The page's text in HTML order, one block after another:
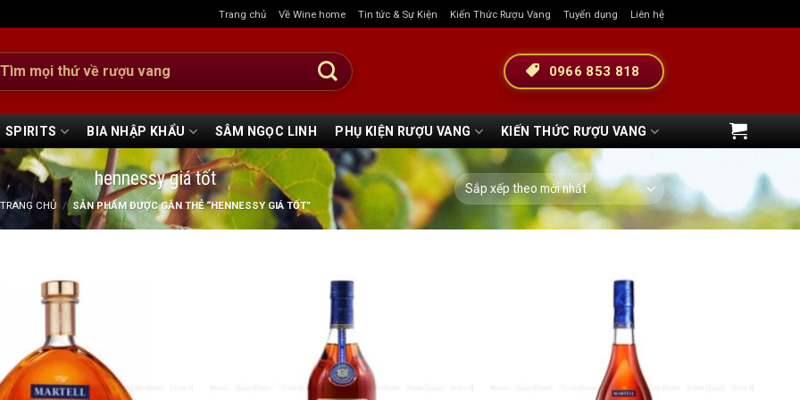
Trang chủ Về Wine home Tin tức & Sự Kiện Kiến Thức Rượu Vang Tuyển dụng Liên hệ
0966 853 818
SPIRITS BIA NHẬP KHẨU SÂM NGỌC LINH PHỤ KIỆN RƯỢU VANG KIẾN THỨC RƯỢU VANG
hennessy giá tốt
TRANG CHỦ / SẢN PHẨM ĐƯỢC GẮN THẺ “HENNESSY GIÁ TỐT”